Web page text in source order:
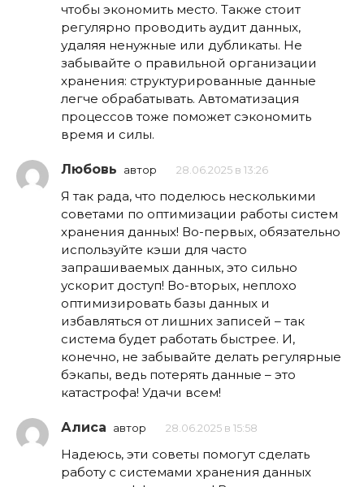
чтобы экономить место. Также стоит
регулярно проводить аудит данных,
удаляя ненужные или дубликаты. Не
забывайте о правильной организации
хранения: структурированные данные
легче обрабатывать. Автоматизация
процессов тоже поможет сэкономить
время и силы.
Любовь автор 28.06.2025 в 13:26
Я так рада, что поделюсь несколькими
советами по оптимизации работы систем
хранения данных! Во-первых, обязательно
используйте кэши для часто
запрашиваемых данных, это сильно
ускорит доступ! Во-вторых, неплохо
оптимизировать базы данных и
избавляться от лишних записей – так
система будет работать быстрее. И,
конечно, не забывайте делать регулярные
бэкапы, ведь потерять данные – это
катастрофа! Удачи всем!
Алиса автор 28.06.2025 в 15:58
Надеюсь, эти советы помогут сделать
работу с системами хранения данных